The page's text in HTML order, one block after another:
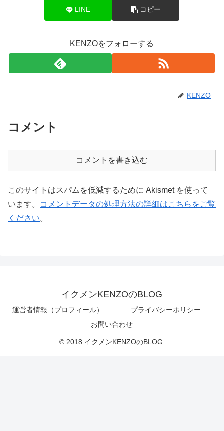
LINE コピー
KENZOをフォローする
KENZO
コメント
コメントを書き込む
このサイトはスパムを低減するために Akismet を使って
います。
コメントデータの処理方法の詳細はこちらをご覧
ください。
イクメンKENZOのBLOG
運営者情報（プロフィール）
プライバシーポリシー
お問い合わせ
© 2018 イクメンKENZOのBLOG.